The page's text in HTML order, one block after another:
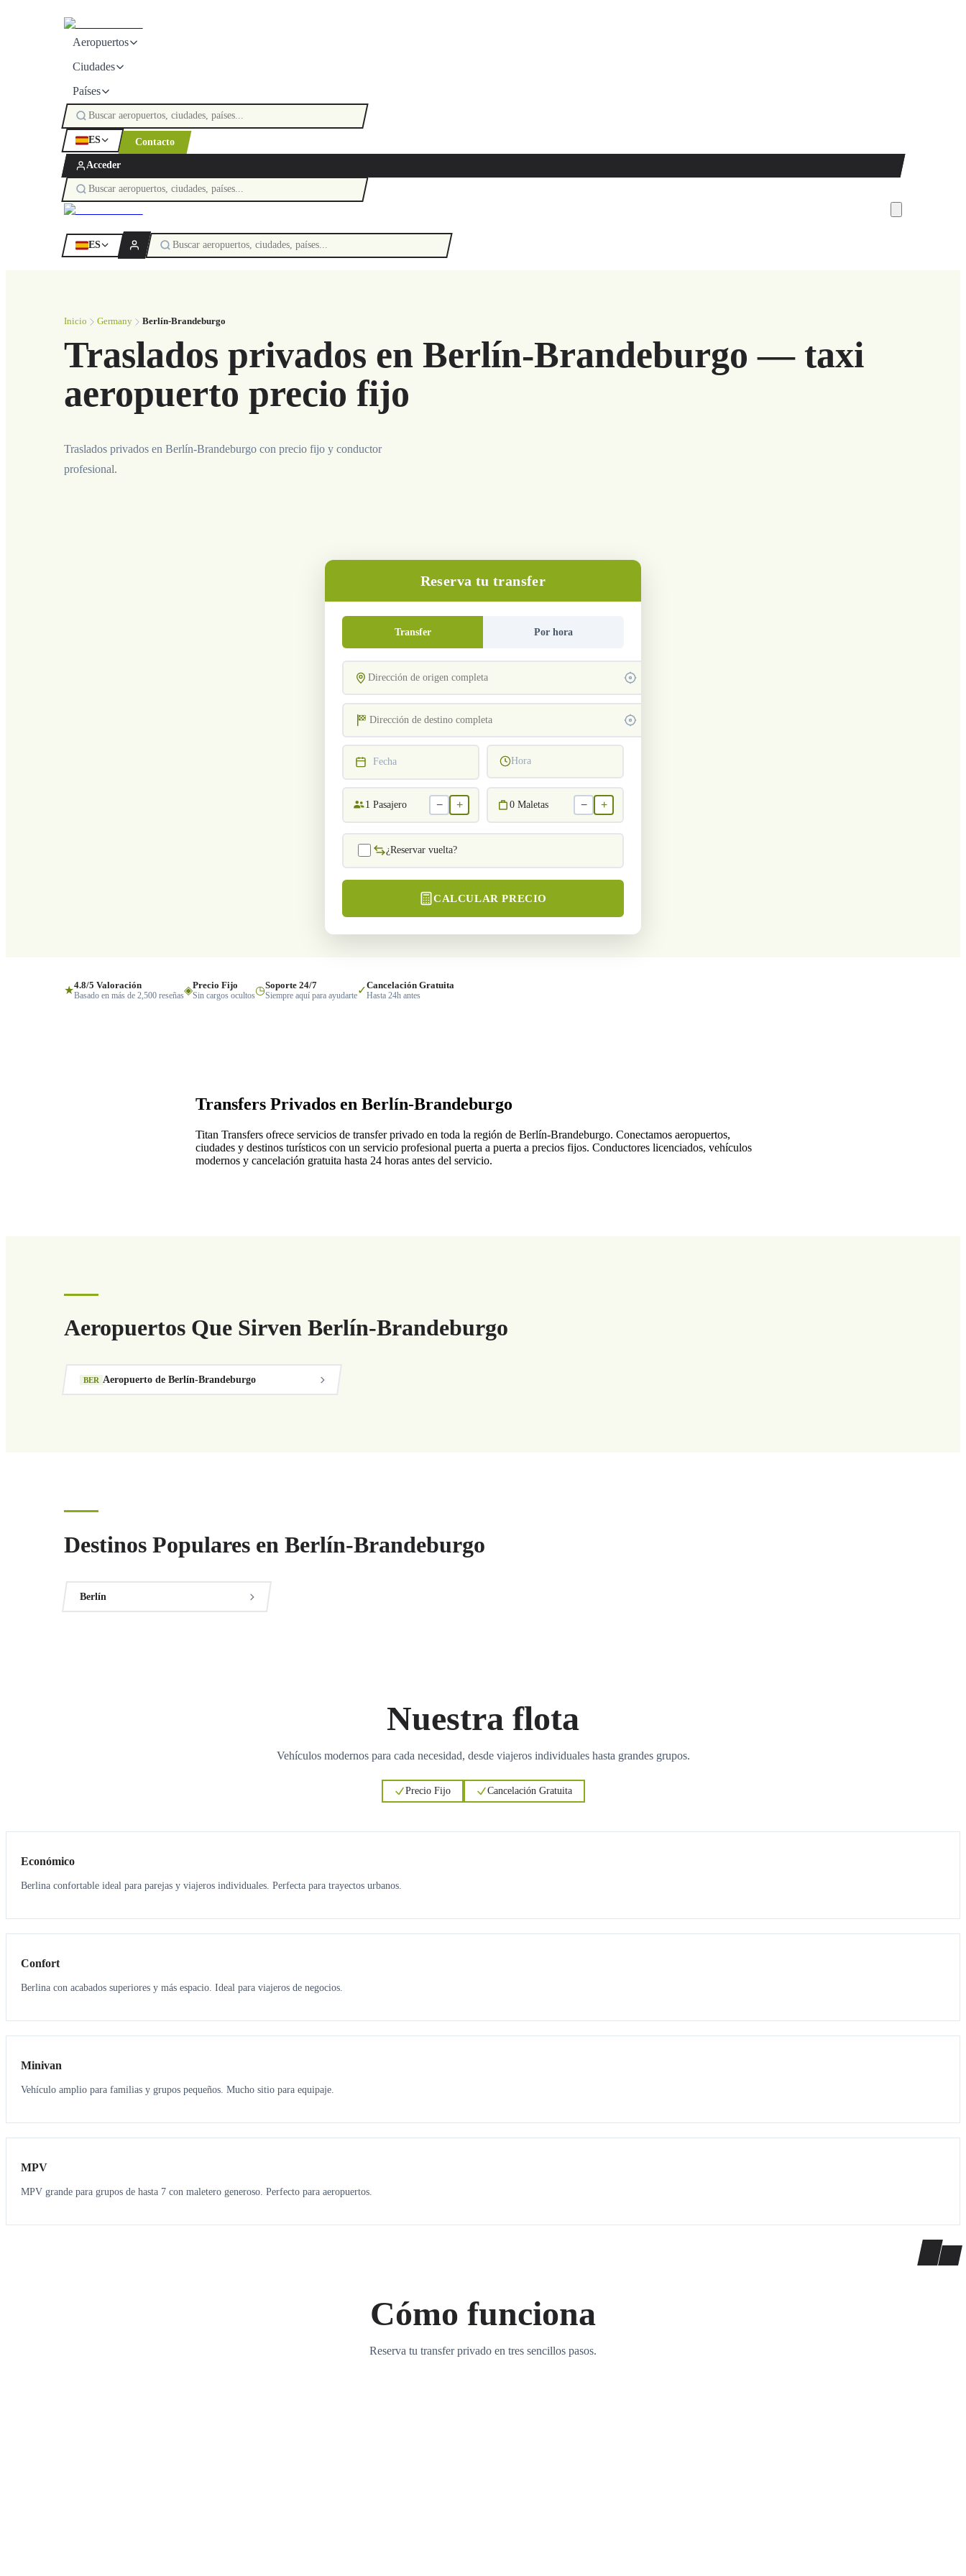
Aeropuertos
Ciudades
Países
ES Contacto
Acceder
ES
Inicio Germany Berlín-Brandeburgo
Traslados privados en Berlín-Brandeburgo — taxi
aeropuerto precio fijo
Traslados privados en Berlín-Brandeburgo con precio fijo y conductor
profesional.
Reserva tu transfer
Transfer Por hora
Fecha Hora
1 Pasajero − + 0 Maletas − +
¿Reservar vuelta?
CALCULAR PRECIO
★4.8/5 Valoración
Basado en más de 2,500 reseñas◈Precio Fijo
Sin cargos ocultos◷Soporte 24/7
Siempre aquí para ayudarte✓Cancelación Gratuita
Hasta 24h antes
Transfers Privados en Berlín-Brandeburgo
Titan Transfers ofrece servicios de transfer privado en toda la región de Berlín-Brandeburgo. Conectamos aeropuertos,
ciudades y destinos turísticos con un servicio profesional puerta a puerta a precios fijos. Conductores licenciados, vehículos
modernos y cancelación gratuita hasta 24 horas antes del servicio.
Aeropuertos Que Sirven Berlín-Brandeburgo
BER Aeropuerto de Berlín-Brandeburgo
Destinos Populares en Berlín-Brandeburgo
Berlín
Nuestra flota
Vehículos modernos para cada necesidad, desde viajeros individuales hasta grandes grupos.
Precio Fijo Cancelación Gratuita
Económico
Berlina confortable ideal para parejas y viajeros individuales. Perfecta para trayectos urbanos.
3 3
Confort
Berlina con acabados superiores y más espacio. Ideal para viajeros de negocios.
6 5
Minivan
Vehículo amplio para familias y grupos pequeños. Mucho sitio para equipaje.
7 7
MPV
MPV grande para grupos de hasta 7 con maletero generoso. Perfecto para aeropuertos.
Cómo funciona
Reserva tu transfer privado en tres sencillos pasos.